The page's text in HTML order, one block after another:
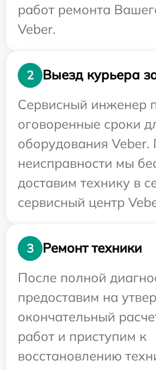
работ ремонта
Veber.
2
Выезд курьера
Сервисный инженер
оговоренные сроки
оборудования Veber.
неисправности мы
доставим технику в
сервисный центр
3
Ремонт техники
После полной
предоставим на
окончательный
работ и приступим к
восстановлению